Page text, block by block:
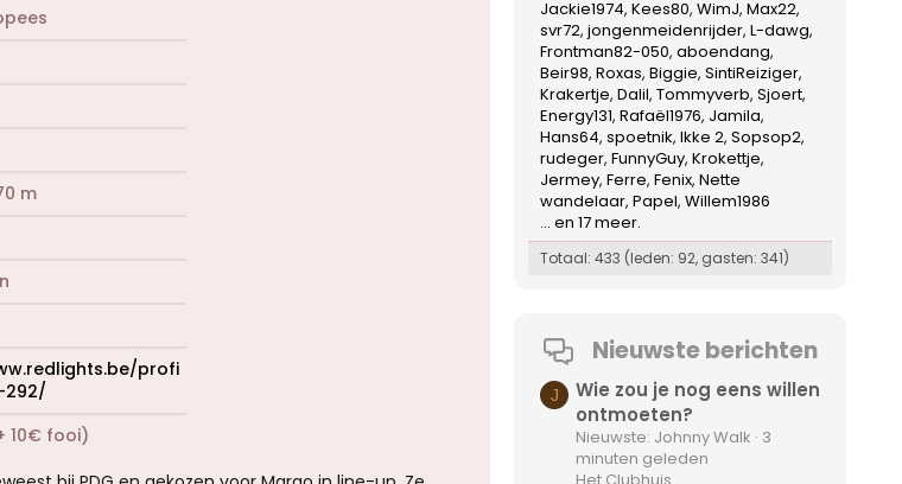
m
profi
10€ fooi)
Jackie1974 Kees80 WimJ Max22
svr72 jongenmeidenrijder L-dawg
Frontman82-050 aboendang
Beir98 Roxas Biggie SintiReiziger
Krakertje Dalil Tommyverb Sjoert
Energy131 Rafaël1976 Jamila
Hans64 spoetnik Ikke 2 Sopsop2
rudeger FunnyGuy Krokettje
Jermey Ferre Fenix Nette
wandelaar Papel Willem1986
... en 17 meer.
Totaal: 433 (leden: 92, gasten: 341)
Nieuwste berichten
J
Wie zou je nog eens willen
ontmoeten?
Nieuwste: Johnny Walk 3
minuten geleden